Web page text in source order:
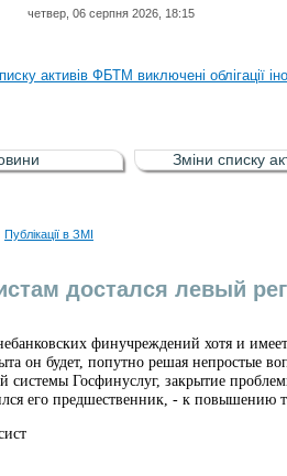
четвер, 06 серпня 2026, 18:15
активів регульованого фондового
активів ФБТМ виключені облігації
активів РФР виключені Облігація
активів регульованого фондового
Зміни списку
Публікації в ЗМІ
достался левый
финучреждений хотя и
он будет, попутно решая непростые
системы Госфинуслуг, закрытие
его предшественник, - к повышению